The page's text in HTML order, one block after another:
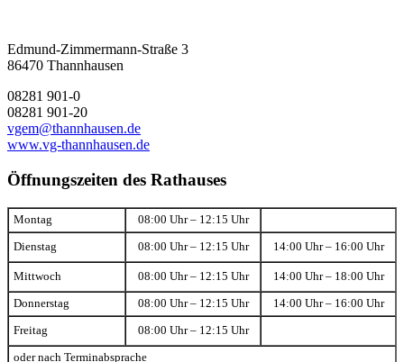
Edmund-Zimmermann-Straße 3
86470 Thannhausen
08281 901-0
08281 901-20
vgem@thannhausen.de
www.vg-thannhausen.de
Öffnungszeiten des Rathauses
Montag 08:00 Uhr – 12:15 Uhr
Dienstag 08:00 Uhr – 12:15 Uhr 14:00 Uhr – 16:00 Uhr
Mittwoch 08:00 Uhr – 12:15 Uhr 14:00 Uhr – 18:00 Uhr
Donnerstag 08:00 Uhr – 12:15 Uhr 14:00 Uhr – 16:00 Uhr
Freitag 08:00 Uhr – 12:15 Uhr
oder nach Terminabsprache